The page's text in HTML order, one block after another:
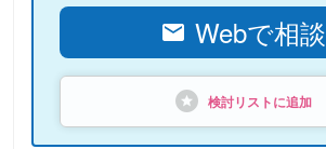
Webで相談
検討リストに追加